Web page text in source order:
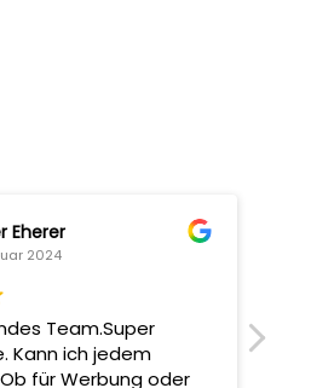
Eherer
2024
Team.Super
Kann ich jedem
für Werbung oder